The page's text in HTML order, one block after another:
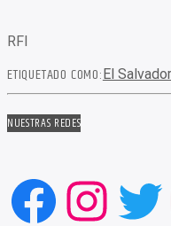
RFI
ETIQUETADO COMO:El Salvador
NUESTRAS REDES